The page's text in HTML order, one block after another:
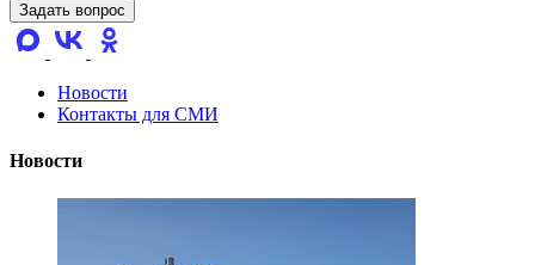
Задать вопрос
Новости
Контакты для СМИ
Новости